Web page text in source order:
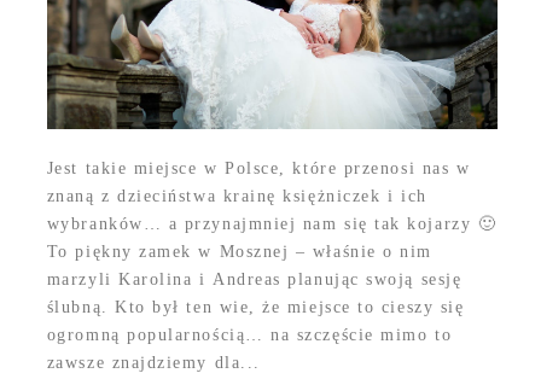
Jest takie miejsce w Polsce, które przenosi nas w
znaną z dzieciństwa krainę księżniczek i ich
wybranków… a przynajmniej nam się tak kojarzy 🙂
To piękny zamek w Mosznej – właśnie o nim
marzyli Karolina i Andreas planując swoją sesję
ślubną. Kto był ten wie, że miejsce to cieszy się
ogromną popularnością… na szczęście mimo to
zawsze znajdziemy dla...